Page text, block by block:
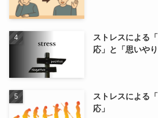
ストレスによる
応」と「思いやり
ストレスによる
応」